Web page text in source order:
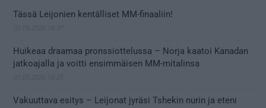
Tässä Leijonien kentälliset MM-finaaliin!
Huikeaa draamaa pronssiottelussa – Norja kaatoi Kanadan
jatkoajalla ja voitti ensimmäisen MM-mitalinsa
Vakuuttava esitys – Leijonat jyräsi Tshekin nurin ja eteni